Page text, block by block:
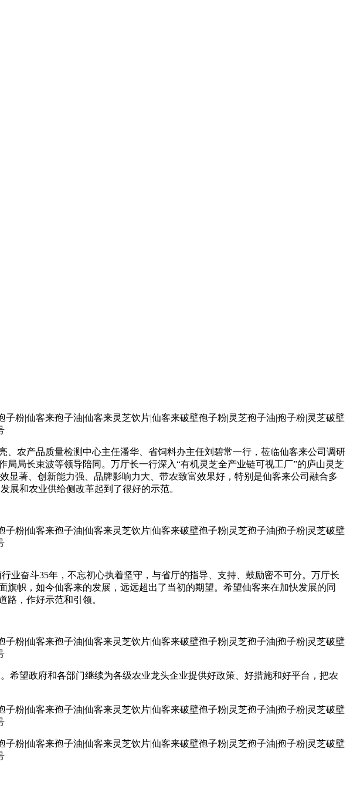
农产品质量检测中心主任潘华、省饲料办主任刘碧常一行，莅临仙客来公司调研
局长束波等领导陪同。万厅长一行深入“有机灵芝全产业链可视工厂”的庐山灵芝
著、创新能力强、品牌影响力大、带农致富效果好，特别是仙客来公司融合多
展和农业供给侧改革起到了很好的示范。
奋斗35年，不忘初心执着坚守，与省厅的指导、支持、鼓励密不可分。万厅长
帜，如今仙客来的发展，远远超出了当初的期望。希望仙客来在加快发展的同
，作好示范和引领。
望政府和各部门继续为各级农业龙头企业提供好政策、好措施和好平台，把农